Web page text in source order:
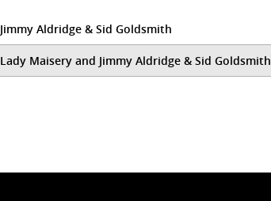
Jimmy Aldridge & Sid Goldsmith
Lady Maisery and Jimmy Aldridge & Sid Goldsmith